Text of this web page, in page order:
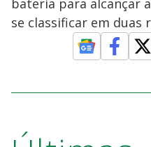
se classificar em duas